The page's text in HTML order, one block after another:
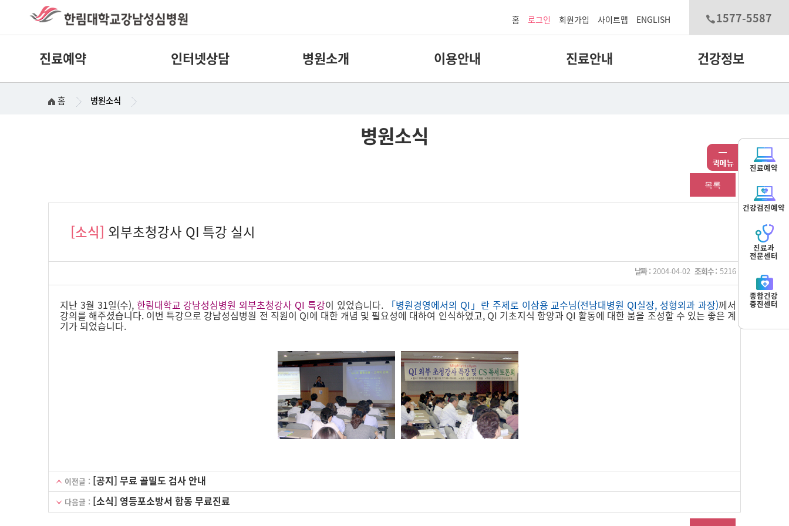
홈 로그인 회원가입 사이트맵 ENGLISH 1577-5587
진료예약 인터넷상담 병원소개 이용안내 진료안내 건강정보
홈 병원소식
병원소식
목록
[소식] 외부초청강사 QI 특강 실시
날짜 : 2004-04-02 조회수 : 5216
지난 3월 31일(수), 한림대학교 강남성심병원 외부초청강사 QI 특강이 있었습니다. 「병원경영에서의 QI」란 주제로 이삼용 교수님(전남대병원 QI실장, 성형외과 과장)께서
강의를 해주셨습니다. 이번 특강으로 강남성심병원 전 직원이 QI에 대한 개념 및 필요성에 대하여 인식하였고, QI 기초지식 함양과 QI 활동에 대한 붐을 조성할 수 있는 좋은 계
기가 되었습니다.
이전글 : [공지] 무료 골밀도 검사 안내
다음글 : [소식] 영등포소방서 합동 무료진료
진료예약
건강검진예약
진료과
전문센터
종합건강
증진센터